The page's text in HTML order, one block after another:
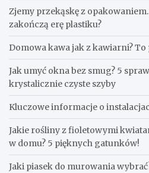
Zjemy przekąskę z
zakończą erę plastiku?
​Domowa kawa jak z kawiarni? To
Jak umyć okna bez smug? 5
krystalicznie czyste szyby
Kluczowe informacje o
Jakie rośliny z fioletowymi
w domu? 5 pięknych gatunków!
Jaki piasek do murowania